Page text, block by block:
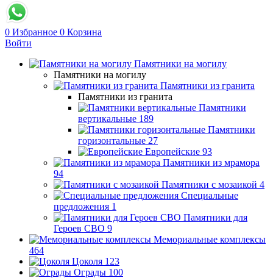
0 Избранное 0 Корзина
Войти
Памятники на могилу
Памятники на могилу
Памятники из гранита
Памятники из гранита
Памятники
вертикальные 189
Памятники
горизонтальные 27
Европейские 93
Памятники из мрамора
94
Памятники с мозаикой 4
Специальные
предложения 1
Памятники для
Героев СВО 9
Мемориальные комплексы
464
Цоколя 123
Ограды 100